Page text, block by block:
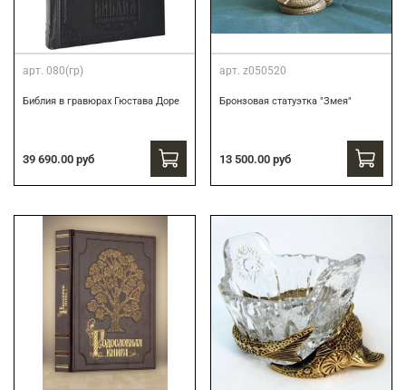
арт. 080(гр)
Библия в гравюрах Гюстава Доре
39 690.00 руб
арт. z050520
Бронзовая статуэтка "Змея"
13 500.00 руб